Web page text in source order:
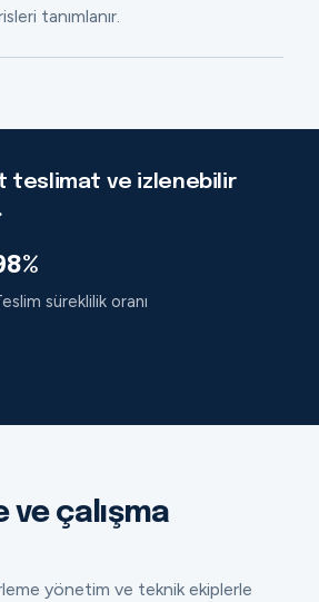
tanımlanır.
teslimat ve izlenebilir
süreklilik oranı
ve çalışma
yönetim ve teknik ekiplerle